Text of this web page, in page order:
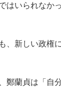
はいられなか
、新しい政権
鄭蘭貞は「自